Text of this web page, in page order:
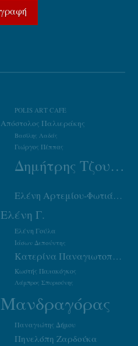
POLIS ART CAFE
Απόστολος Παλιεράκης
Βασίλης Λαδάς
Γιώργος Πέππας
Δημήτρης Τζουμάκας
Ελένη Αρτεμίου-Φωτιάδου
Ελένη Γ.
Ελένη Γούλα
Ιάσων Δεπούντης
Κατερίνα Παναγιωτοπούλου
Κωστής Παπακόγκος
Λάμπρος Σπυριούνης
Μανδραγόρας
Παναγιώτης Δήμου
Πηνελόπη Ζαρδούκα